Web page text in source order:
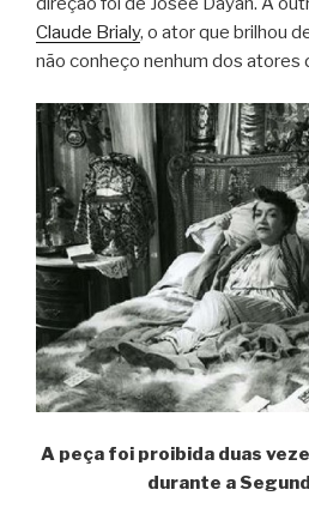
Claude Brialy, o ator que brilhou
não conheço nenhum dos atores
A peça foi proibida duas
durante a